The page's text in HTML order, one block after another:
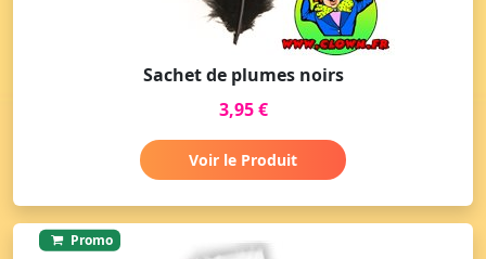
Sachet de plumes noirs
3,95 €
Voir le Produit
Promo